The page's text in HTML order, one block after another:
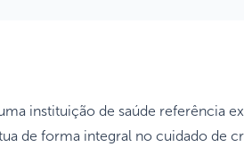
instituição de saúde referência
de forma integral no cuidado de